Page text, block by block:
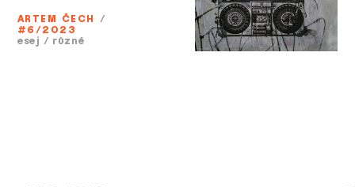
ARTEM ČECH /
#6/2023
esej / různé